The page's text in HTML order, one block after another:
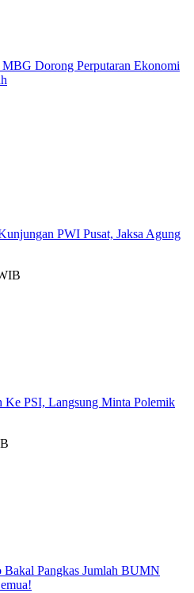
MBG Dorong Perputaran Ekonomi
PWI Pusat, Jaksa Agung
Ke PSI, Langsung Minta Polemik
Bakal Pangkas Jumlah BUMN